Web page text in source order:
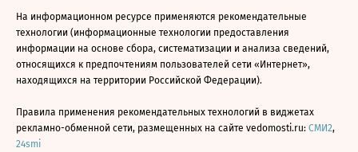
На информационном ресурсе применяются рекомендательные
технологии (информационные технологии предоставления
информации на основе сбора, систематизации и анализа сведений,
относящихся к предпочтениям пользователей сети «Интернет»,
находящихся на территории Российской Федерации).
Правила применения рекомендательных технологий в виджетах
рекламно-обменной сети, размещенных на сайте vedomosti.ru: СМИ2,
24smi